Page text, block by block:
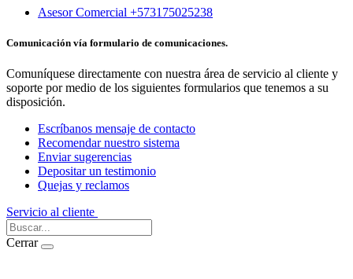
Asesor Comercial +573175025238
Comunicación vía formulario de comunicaciones.
Comuníquese directamente con nuestra área de servicio al cliente y
soporte por medio de los siguientes formularios que tenemos a su
disposición.
Escríbanos mensaje de contacto
Recomendar nuestro sistema
Enviar sugerencias
Depositar un testimonio
Quejas y reclamos
Servicio al cliente
Cerrar